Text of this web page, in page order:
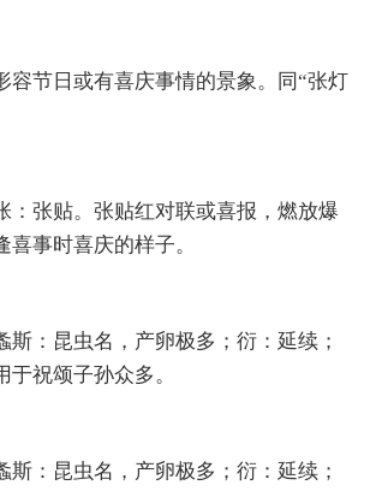
容节日或有喜庆事情的景象。同“张灯
：张贴。张贴红对联或喜报，燃放爆
事时喜庆的样子。
斯：昆虫名，产卵极多；衍：延续；
祝颂子孙众多。
斯：昆虫名，产卵极多；衍：延续；